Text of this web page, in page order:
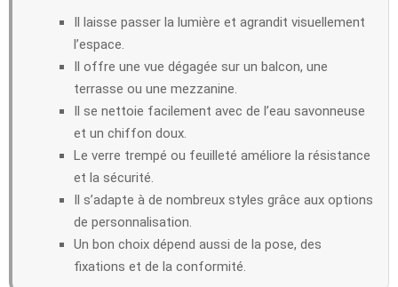
Il laisse passer la lumière et agrandit visuellement
l’espace.
Il offre une vue dégagée sur un balcon, une
terrasse ou une mezzanine.
Il se nettoie facilement avec de l’eau savonneuse
et un chiffon doux.
Le verre trempé ou feuilleté améliore la résistance
et la sécurité.
Il s’adapte à de nombreux styles grâce aux options
de personnalisation.
Un bon choix dépend aussi de la pose, des
fixations et de la conformité.